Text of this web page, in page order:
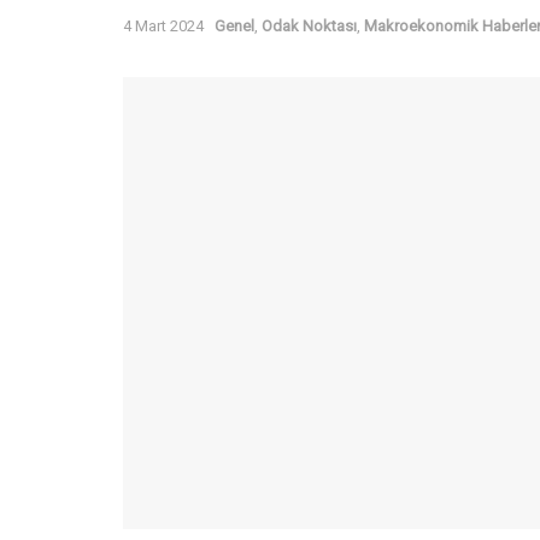
4 Mart 2024 Genel Odak Noktası Makroekonomik Haberler